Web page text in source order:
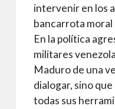
intervenir en los
bancarrota moral
En la política
militares
Maduro de una
dialogar, sino
todas sus